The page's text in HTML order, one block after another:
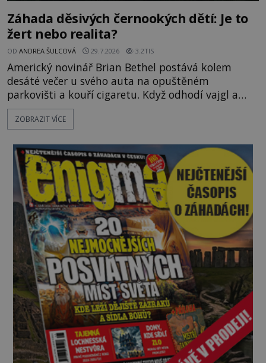
Záhada děsivých černookých dětí: Je to
žert nebo realita?
OD ANDREA ŠULCOVÁ 29.7.2026 3.2TIS
Americký novinář Brian Bethel postává kolem
desáté večer u svého auta na opuštěném
parkovišti a kouří cigaretu. Když odhodí vajgl a
chystá se nastoupit do auta, přijdou k němu dva
mladí chlapci, kterým může být okolo 14 let.
pouhých několik minut od tohoto parkoviště,“
zeptá se suverénně jeden z nich. P
ZOBRAZIT VÍCE